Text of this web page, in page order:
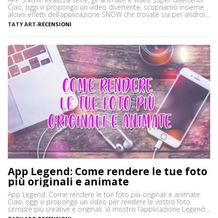
Ciao, oggi vi propongo un video divertente, scopriamo insieme
alcuni effetti dell’applicazione SNOW che trovate sia per android
che per apple, è una alternativa validissima alla più famosa app
Snapchat Questa app vi permette di realizzare selfie, gif
TATY ART-RECENSIONI
App Legend: Come rendere le tue foto
più originali e animate
App Legend: Come rendere le tue foto più originali e animate
Ciao, oggi vi propongo un video per rendere le vostro foto
sempre più creative e originali. Vi mostro l’applicazione Legend,